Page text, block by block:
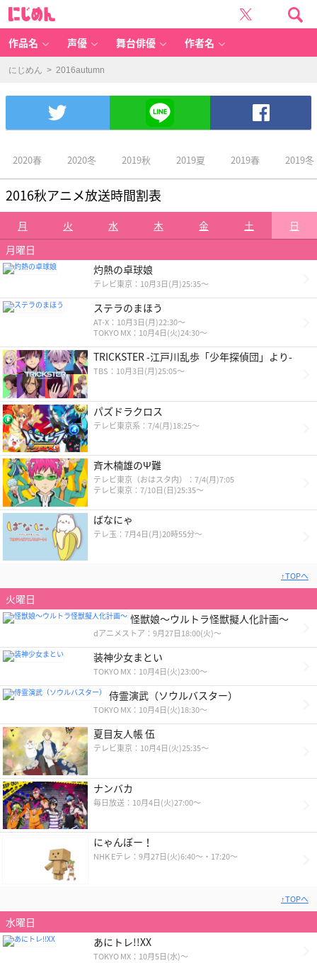
a
n
け
報
ん
作品名 声優 舞台俳優 作者名
にじめん > 2016autumn
2020春 2020冬 2019秋 2019夏 2019春 2019冬
2016秋アニメ放送時間割表
月 火 水 木 金 土
日
月曜日
灼熱の卓球娘
テレビ東京：10月3日(月)25:35～
ステラのまほう
AT-X：10月3日(月)22:30～
TOKYO MX：10月4日(火)24:30～
TRICKSTER -江戸川乱歩「少年探偵団」より-
TBS：10月3日(月)25:05～
パズドラクロス
テレビ東京系：7/4(月)18:25〜
斉木楠雄のΨ難
テレビ東京（おはスタ内）：7/4(月)7:05
テレビ東京：7/10日(日)25:35～
ばなにゃ
テレ玉：7月4日(月)20時55分～
↑TOPへ
火曜日
怪獣娘～ウルトラ怪獣擬人化計画～
dアニメストア：9月27日18:00(火)〜
装神少女まとい
TOKYO MX：10月4日(火)23:00～
侍霊演武（ソウルバスター）
TOKYO MX：10月4日(火)18:30〜
夏目友人帳 伍
テレビ東京：10月4日(火)25:35～
ナンバカ
毎日放送：10月4日(火)27:00～
にゃんぼー！
NHK Eテレ：9月27日(火)6:40〜・17:20〜
↑TOPへ
水曜日
あにトレ!!XX
TOKYO MX：10月5日(水)〜